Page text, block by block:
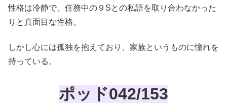
性格は冷静で、任務中の９Sとの私語を取り合わなかった
りと真面目な性格。
しかし心には孤独を抱えており、家族というものに憧れを
持っている。
ポッド042/153